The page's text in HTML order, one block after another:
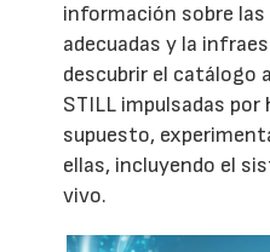
información sobre las
adecuadas y la
descubrir el catálogo
STILL impulsadas por
supuesto,
ellas, incluyendo el
vivo.